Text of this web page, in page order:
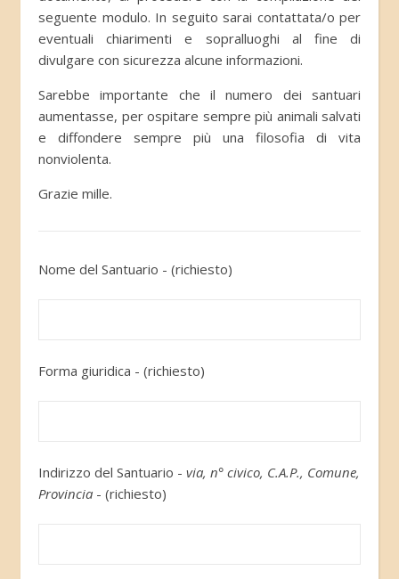
seguente modulo. In seguito sarai contattata/o per
eventuali chiarimenti e sopralluoghi al fine di
divulgare con sicurezza alcune informazioni.
Sarebbe importante che il numero dei santuari
aumentasse, per ospitare sempre più animali salvati
e diffondere sempre più una filosofia di vita
nonviolenta.
Grazie mille.
Nome del Santuario - (richiesto)
Forma giuridica - (richiesto)
Indirizzo del Santuario - via, n° civico, C.A.P., Comune,
Provincia - (richiesto)